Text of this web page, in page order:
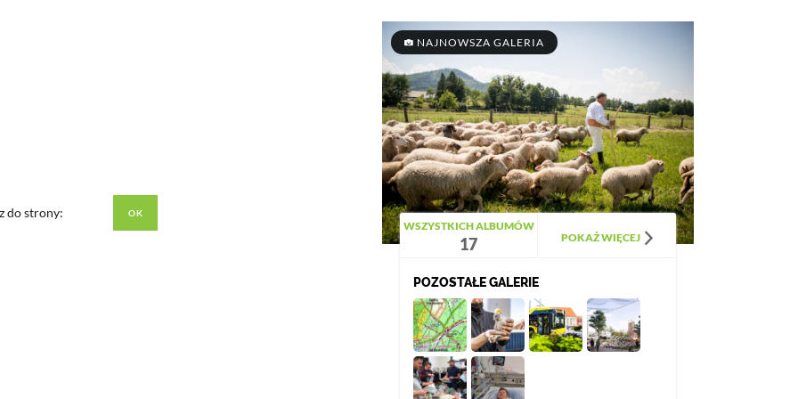
do strony:
NAJNOWSZA GALERIA
WSZYSTKICH ALBUMÓW
17 POKAŻ WIĘCEJ
POZOSTAŁE GALERIE